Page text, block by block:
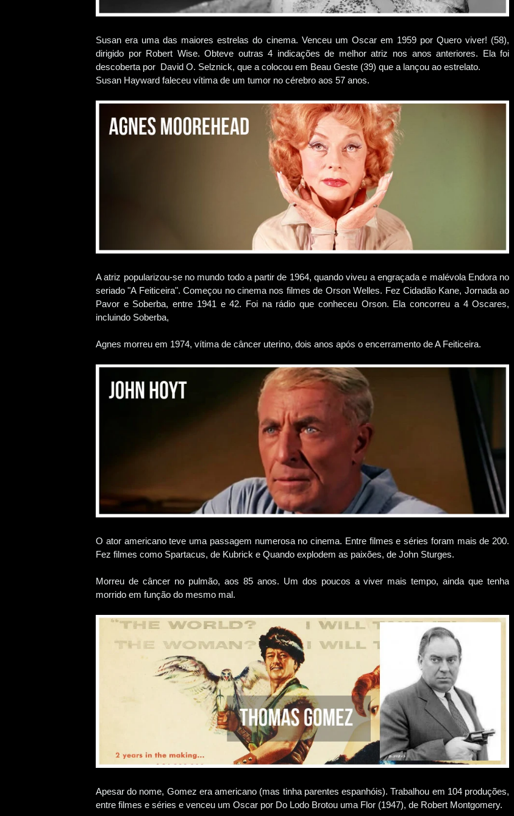
Susan era uma das maiores estrelas do cinema. Venceu um Oscar em 1959 por Quero viver! (58),
dirigido por Robert Wise. Obteve outras 4 indicações de melhor atriz nos anos anteriores. Ela foi
descoberta por David O. Selznick, que a colocou em Beau Geste (39) que a lançou ao estrelato.
Susan Hayward faleceu vítima de um tumor no cérebro aos 57 anos.
A atriz popularizou-se no mundo todo a partir de 1964, quando viveu a engraçada e malévola Endora no
seriado "A Feiticeira". Começou no cinema nos filmes de Orson Welles. Fez Cidadão Kane, Jornada ao
Pavor e Soberba, entre 1941 e 42. Foi na rádio que conheceu Orson. Ela concorreu a 4 Oscares,
incluindo Soberba,
Agnes morreu em 1974, vítima de câncer uterino, dois anos após o encerramento de A Feiticeira.
O ator americano teve uma passagem numerosa no cinema. Entre filmes e séries foram mais de 200.
Fez filmes como Spartacus, de Kubrick e Quando explodem as paixões, de John Sturges.
Morreu de câncer no pulmão, aos 85 anos. Um dos poucos a viver mais tempo, ainda que tenha
morrido em função do mesmo mal.
Apesar do nome, Gomez era americano (mas tinha parentes espanhóis). Trabalhou em 104 produções,
entre filmes e séries e venceu um Oscar por Do Lodo Brotou uma Flor (1947), de Robert Montgomery.